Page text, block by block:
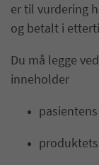
er til vurdering
og betalt i
Du må legge
inneholder